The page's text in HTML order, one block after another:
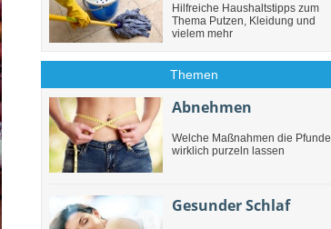
Hilfreiche Haushaltstipps zum
Thema Putzen, Kleidung und
vielem mehr
Themen
Abnehmen
Welche Maßnahmen die Pfunde
wirklich purzeln lassen
Gesunder Schlaf